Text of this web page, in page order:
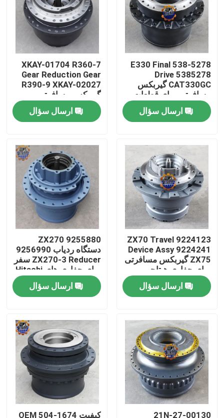
محصولات
درباره ما
تور کارخانه
کنترل کیفیت
با ما تماس بگیرید
اخبار
درخواست نقل قول
موتور محرک نهایی بیل مکانیکی
موتور تاب بیل مکانیکی
538-5278 E330 Final
Drive 5385278
CAT330GC گیربکس
مسافرتی برای قطعات
حفاری
ارسال سؤال
XKAY-01704 R360-7
Gear Reduction Gear
R390-9 XKAY-02027
گیربکس مسافرتی
ارسال سؤال
9224123 ZX70 Travel
Device Assy 9224241
ZX75 گیربکس مسافرتی
برای حفاری هیتاچی
ارسال سؤال
9255880 ZX270
دستگاه ردیاب 9256990
ZX270-3 Reducer سفر
برای حفاری های Hitachi
ارسال سؤال
21N-27-00130 کیفیت OEM 504-1674